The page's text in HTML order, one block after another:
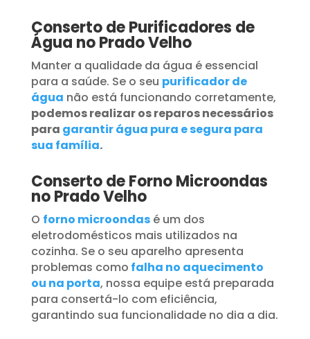
Conserto de Purificadores de
Água no Prado Velho
Manter a qualidade da água é essencial
para a saúde. Se o seu purificador de
água não está funcionando corretamente,
podemos realizar os reparos necessários
para garantir água pura e segura para
sua família.
Conserto de Forno Microondas
no Prado Velho
O forno microondasé um dos
eletrodomésticos mais utilizados na
cozinha. Se o seu aparelho apresenta
problemas como falha no aquecimento
ou na porta, nossa equipe está preparada
para consertá-lo com eficiência,
garantindo sua funcionalidade no dia a dia.